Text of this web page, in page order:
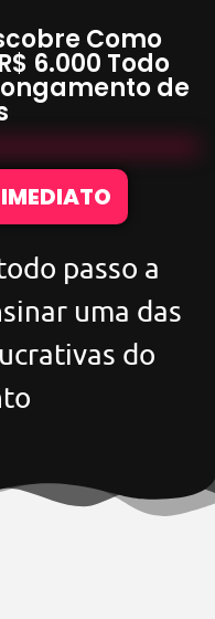
Como
R$ 6.000 Todo
de
passo a
uma das
do